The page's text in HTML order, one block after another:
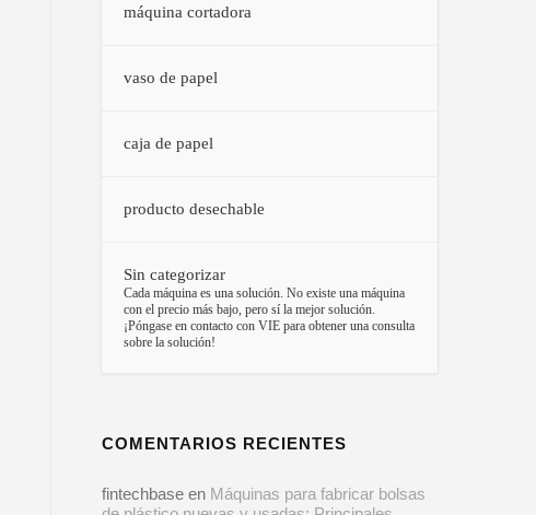
máquina cortadora
vaso de papel
caja de papel
producto desechable
Sin categorizar
–
Cada máquina es una solución. No existe una máquina
con el precio más bajo, pero sí la mejor solución.
¡Póngase en contacto con VIE para obtener una consulta
sobre la solución!
COMENTARIOS RECIENTES
fintechbase en Máquinas para fabricar bolsas